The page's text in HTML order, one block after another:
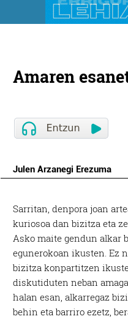
Amaren
Julen Arzanegi Erezuma
Sarritan, denpora joan
kuriosoa dan bizitza eta
Asko maite gendun alkar
egunerokoan ikusten. Ez
bizitza konpartitzen
diskutiduten neban
halan esan, alkarregaz
behin eta barriro ezetz,